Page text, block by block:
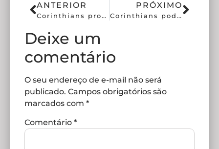
ANTERIOR
Corinthians promove ação de parceira antes do Derby feminino
PRÓXIMO
Corinthians pode ter dois retornos diante do Fluminense
Deixe um
comentário
O seu endereço de e-mail não será
publicado. Campos obrigatórios são
marcados com *
Comentário *